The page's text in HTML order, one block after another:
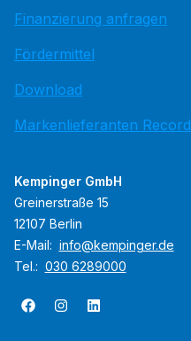
Finanzierung anfragen
Fördermittel
Download
Markenlieferanten Record
Kempinger GmbH
Greinerstraße 15
12107 Berlin
E-Mail: info@kempinger.de
Tel.: 030 6289000